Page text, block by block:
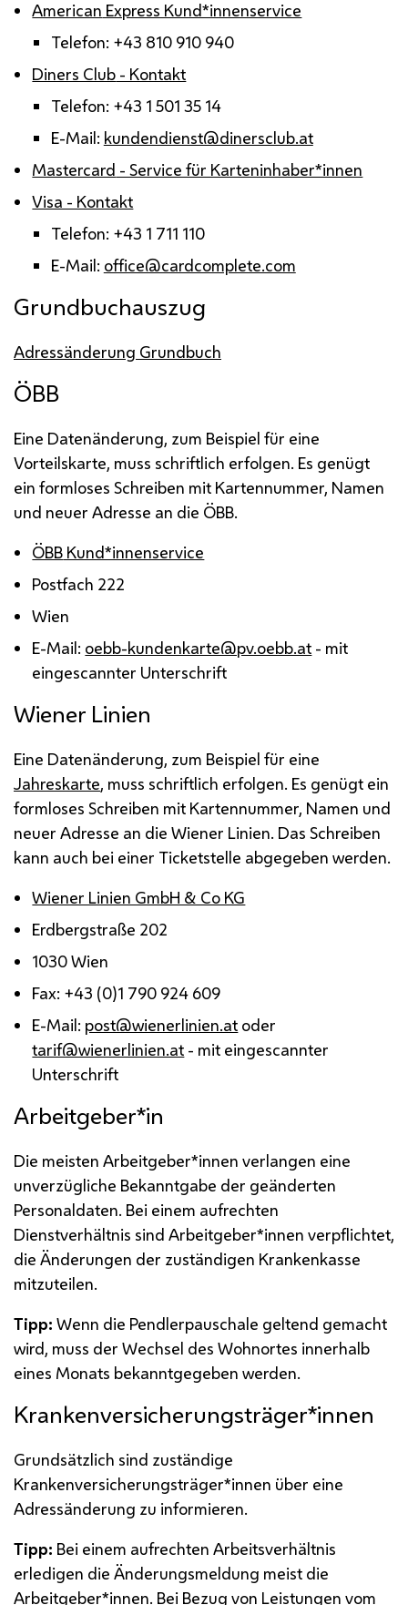
American Express Kund*innenservice
Telefon: +43 810 910 940
Diners Club - Kontakt
Telefon: +43 1 501 35 14
E-Mail: kundendienst@dinersclub.at
Mastercard - Service für Karteninhaber*innen
Visa - Kontakt
Telefon: +43 1 711 110
E-Mail: office@cardcomplete.com
Grundbuchauszug
Adressänderung Grundbuch
ÖBB
Eine Datenänderung, zum Beispiel für eine
Vorteilskarte, muss schriftlich erfolgen. Es genügt
ein formloses Schreiben mit Kartennummer, Namen
und neuer Adresse an die ÖBB.
ÖBB Kund*innenservice
Postfach 222
Wien
E-Mail: oebb-kundenkarte@pv.oebb.at - mit
eingescannter Unterschrift
Wiener Linien
Eine Datenänderung, zum Beispiel für eine
Jahreskarte, muss schriftlich erfolgen. Es genügt ein
formloses Schreiben mit Kartennummer, Namen und
neuer Adresse an die Wiener Linien. Das Schreiben
kann auch bei einer Ticketstelle abgegeben werden.
Wiener Linien GmbH & Co KG
Erdbergstraße 202
1030 Wien
Fax: +43 (0)1 790 924 609
E-Mail: post@wienerlinien.at oder
tarif@wienerlinien.at - mit eingescannter
Unterschrift
Arbeitgeber*in
Die meisten Arbeitgeber*innen verlangen eine
unverzügliche Bekanntgabe der geänderten
Personaldaten. Bei einem aufrechten
Dienstverhältnis sind Arbeitgeber*innen verpflichtet,
die Änderungen der zuständigen Krankenkasse
mitzuteilen.
Tipp: Wenn die Pendlerpauschale geltend gemacht
wird, muss der Wechsel des Wohnortes innerhalb
eines Monats bekanntgegeben werden.
Krankenversicherungsträger*innen
Grundsätzlich sind zuständige
Krankenversicherungsträger*innen über eine
Adressänderung zu informieren.
Tipp: Bei einem aufrechten Arbeitsverhältnis
erledigen die Änderungsmeldung meist die
Arbeitgeber*innen. Bei Bezug von Leistungen vom